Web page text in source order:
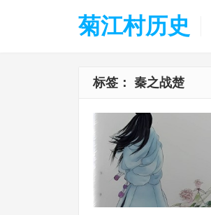
菊江村历史
标签： 秦之战楚